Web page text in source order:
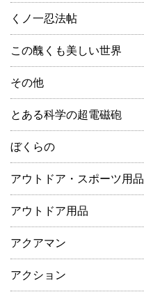
くノ一忍法帖
この醜くも美しい世界
その他
とある科学の超電磁砲
ぼくらの
アウトドア・スポーツ用品
アウトドア用品
アクアマン
アクション